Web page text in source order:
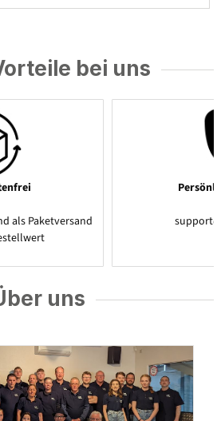
bei uns
als Paketversand
uns